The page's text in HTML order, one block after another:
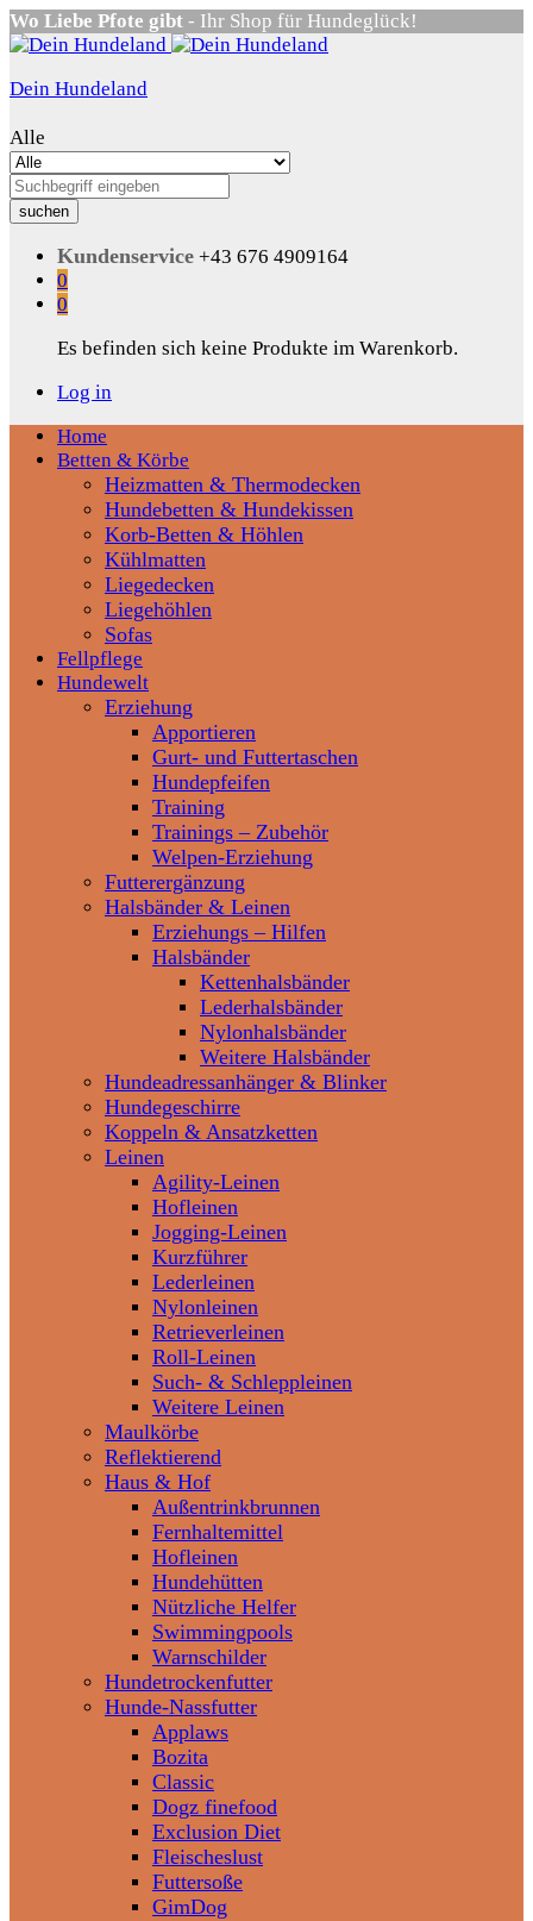
Wo Liebe Pfote gibt - Ihr Shop für Hundeglück!
Dein Hundeland
Alle
suchen
Kundenservice +43 676 4909164
0
0
Es befinden sich keine Produkte im Warenkorb.
Log in
Home
Betten & Körbe
Heizmatten & Thermodecken
Hundebetten & Hundekissen
Korb-Betten & Höhlen
Kühlmatten
Liegedecken
Liegehöhlen
Sofas
Fellpflege
Hundewelt
Erziehung
Apportieren
Gurt- und Futtertaschen
Hundepfeifen
Training
Trainings – Zubehör
Welpen-Erziehung
Futterergänzung
Halsbänder & Leinen
Erziehungs – Hilfen
Halsbänder
Kettenhalsbänder
Lederhalsbänder
Nylonhalsbänder
Weitere Halsbänder
Hundeadressanhänger & Blinker
Hundegeschirre
Koppeln & Ansatzketten
Leinen
Agility-Leinen
Hofleinen
Jogging-Leinen
Kurzführer
Lederleinen
Nylonleinen
Retrieverleinen
Roll-Leinen
Such- & Schleppleinen
Weitere Leinen
Maulkörbe
Reflektierend
Haus & Hof
Außentrinkbrunnen
Fernhaltemittel
Hofleinen
Hundehütten
Nützliche Helfer
Swimmingpools
Warnschilder
Hundetrockenfutter
Hunde-Nassfutter
Applaws
Bozita
Classic
Dogz finefood
Exclusion Diet
Fleischeslust
Futtersoße
GimDog